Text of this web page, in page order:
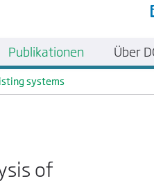
systems
of
Publikationen Über